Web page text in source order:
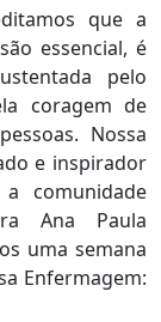
que a
essencial, é
pelo
coragem de
Nossa
e inspirador
comunidade
Ana Paula
uma semana
Enfermagem: